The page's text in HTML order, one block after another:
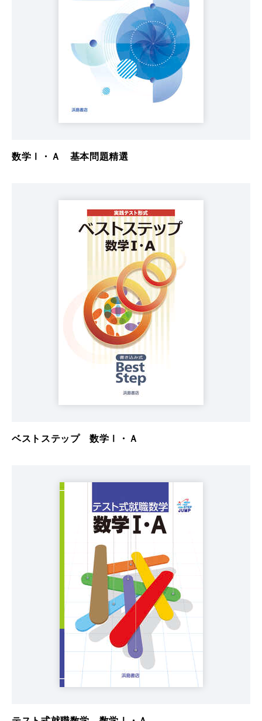
数学Ⅰ・Ａ 基本問題精選
ベストステップ 数学Ⅰ・Ａ